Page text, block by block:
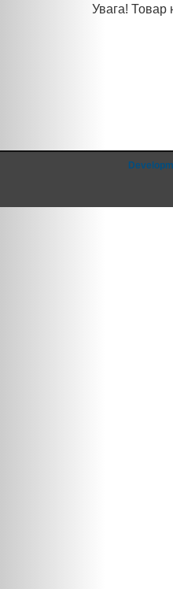
нейлон M-L 22-35 см 10
мм 6 шт
Увага! Товар